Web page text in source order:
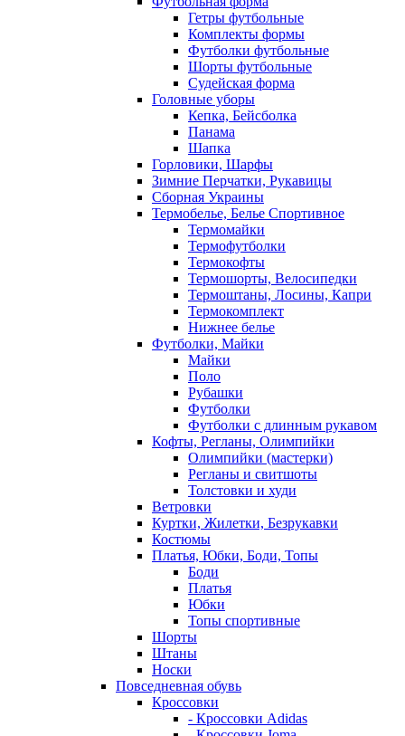
Гетры футбольные
Комплекты формы
Футболки футбольные
Шорты футбольные
Судейская форма
Головные уборы
Кепка, Бейсболка
Панама
Шапка
Горловики, Шарфы
Зимние Перчатки, Рукавицы
Сборная Украины
Термобелье, Белье Спортивное
Термомайки
Термофутболки
Термокофты
Термошорты, Велосипедки
Термоштаны, Лосины, Капри
Термокомплект
Нижнее белье
Футболки, Майки
Майки
Поло
Рубашки
Футболки
Футболки с длинным рукавом
Кофты, Регланы, Олимпийки
Олимпийки (мастерки)
Регланы и свитшоты
Толстовки и худи
Ветровки
Куртки, Жилетки, Безрукавки
Костюмы
Платья, Юбки, Боди, Топы
Боди
Платья
Юбки
Топы спортивные
Шорты
Штаны
Носки
Повседневная обувь
Кроссовки
- Кроссовки Adidas